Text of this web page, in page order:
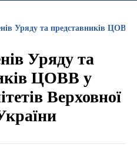
Уряду та представників ЦОВВ
Уряду та
ЦОВВ у
Верховної